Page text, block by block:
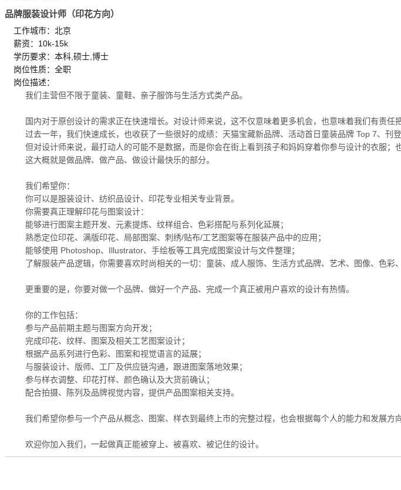
品牌服装设计师（印花方向）
工作城市：北京
薪资：10k-15k
学历要求：本科,硕士,博士
岗位性质：全职
岗位描述：
我们主营但不限于童装、童鞋、亲子服饰与生活方式类产品。
国内对于原创设计的需求正在快速增长。对设计师来说，这不仅意味着更多机会，也意味着我们有责
过去一年，我们快速成长，也收获了一些很好的成绩：天猫宝藏新品牌、活动首日童装品牌 Top 7、刊
但对设计师来说，最打动人的可能不是数据，而是你会在街上看到孩子和妈妈穿着你参与设计的衣服；
这大概就是做品牌、做产品、做设计最快乐的部分。
我们希望你：
你可以是服装设计、纺织品设计、印花专业相关专业背景。
你需要真正理解印花与图案设计：
能够进行图案主题开发、元素提炼、纹样组合、色彩搭配与系列化延展；
熟悉定位印花、满版印花、局部图案、刺绣/贴布/工艺图案等在服装产品中的应用；
能够使用 Photoshop、Illustrator、手绘板等工具完成图案设计与文件整理；
了解服装产品逻辑，你需要喜欢时尚相关的一切：童装、成人服饰、生活方式品牌、艺术、图像、色彩
更重要的是，你要对做一个品牌、做好一个产品、完成一个真正被用户喜欢的设计有热情。
你的工作包括：
参与产品前期主题与图案方向开发；
完成印花、纹样、图案及相关工艺图案设计；
根据产品系列进行色彩、图案和视觉语言的延展；
与服装设计、版师、工厂及供应链沟通，跟进图案落地效果；
参与样衣调整、印花打样、颜色确认及大货前确认；
配合拍摄、陈列及品牌视觉内容，提供产品图案相关支持。
我们希望你参与一个产品从概念、图案、样衣到最终上市的完整过程，也会根据每个人的能力和发展方
欢迎你加入我们，一起做真正能被穿上、被喜欢、被记住的设计。